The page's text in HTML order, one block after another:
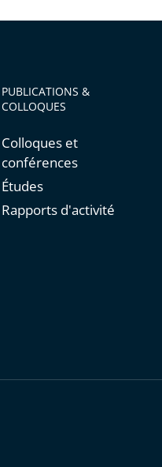
PUBLICATIONS &
COLLOQUES
Colloques et
conférences
Études
Rapports d'activité